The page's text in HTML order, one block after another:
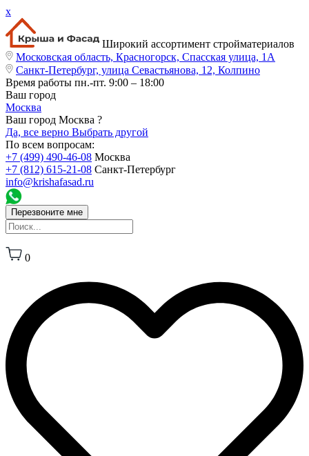
x
Широкий ассортимент стройматериалов
Московская область, Красногорск, Спасская улица, 1А
Санкт-Петербург, улица Севастьянова, 12, Колпино
Время работы пн.-пт. 9:00 – 18:00
Ваш город
Москва
Ваш город Москва ?
Да, все верно Выбрать другой
По всем вопросам:
+7 (499) 490-46-08 Москва
+7 (812) 615-21-08 Санкт-Петербург
info@krishafasad.ru
Перезвоните мне
0